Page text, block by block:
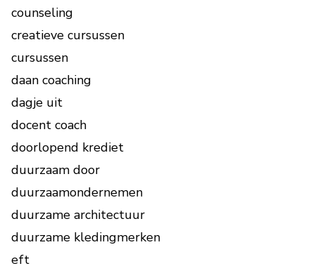
counseling
creatieve cursussen
cursussen
daan coaching
dagje uit
docent coach
doorlopend krediet
duurzaam door
duurzaamondernemen
duurzame architectuur
duurzame kledingmerken
eft